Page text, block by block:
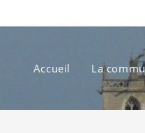
Accueil La